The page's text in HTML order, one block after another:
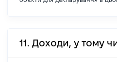
11. Доходи, у тому